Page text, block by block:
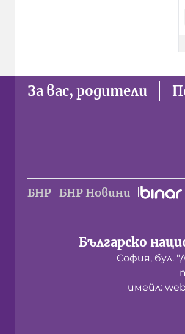
За вас, родители
БНР БНР Новини
Българско
София, бул.
имейл: